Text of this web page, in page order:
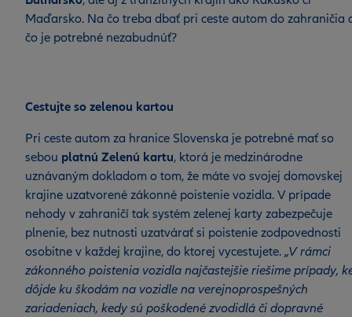
Maďarsko. Na čo treba dbať pri ceste autom do zahraničia
čo je potrebné nezabudnúť?
Cestujte so zelenou kartou
Pri ceste autom za hranice Slovenska je potrebné mať so
sebou platnú Zelenú kartu, ktorá je medzinárodne
uznávaným dokladom o tom, že máte vo svojej domovskej
krajine uzatvorené zákonné poistenie vozidla. V prípade
nehody v zahraničí tak systém zelenej karty zabezpečuje
plnenie, bez nutnosti uzatvárať si poistenie zodpovednosti
osobitne v každej krajine, do ktorej vycestujete. „V rámci
zákonného poistenia vozidla najčastejšie riešime prípady,
dôjde ku škodám na vozidle na verejnoprospešných
zariadeniach, kedy sú poškodené zvodidlá či dopravné